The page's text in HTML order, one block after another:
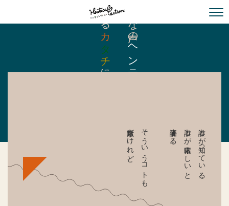
小さな声の
ヘンテコ
伝わる
カ
タ
チ
に編集する
誰もが知っている。
誰もが素晴らしいと
評価する。
そういうコトも
素敵だけれど、